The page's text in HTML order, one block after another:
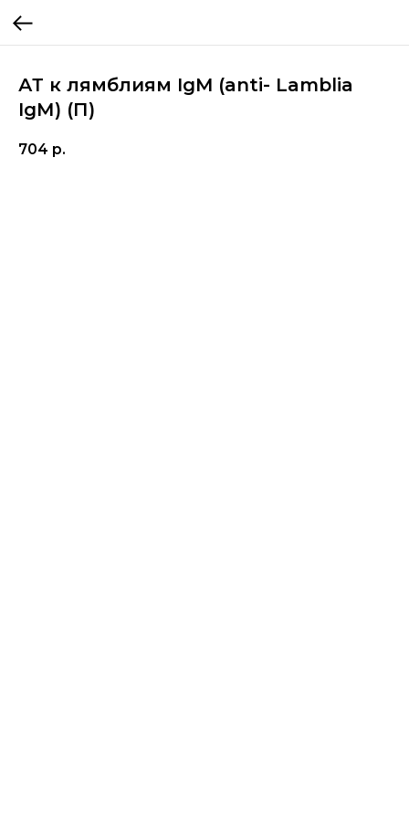
АТ к лямблиям IgM (anti- Lamblia
IgМ) (П)
704 р.